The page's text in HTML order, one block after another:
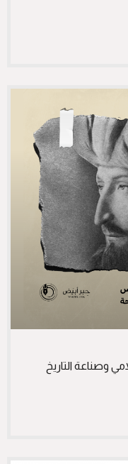
وصناعة التاريخ